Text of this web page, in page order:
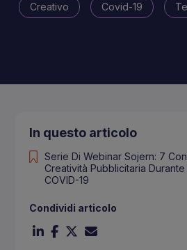
Creativo Covid-19
In questo articolo
Serie Di Webinar Sojern: 7
Creatività Pubblicitaria Durante
COVID-19
Condividi articolo